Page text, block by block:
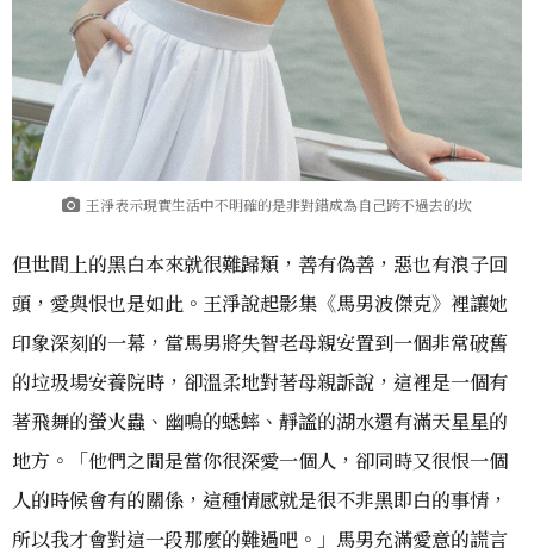
王淨表示現實生活中不明確的是非對錯成為自己跨不過去的坎
但世間上的黑白本來就很難歸類，善有偽善，惡也有浪子回
頭，愛與恨也是如此。王淨說起影集《馬男波傑克》裡讓她
印象深刻的一幕，當馬男將失智老母親安置到一個非常破舊
的垃圾場安養院時，卻溫柔地對著母親訴說，這裡是一個有
著飛舞的螢火蟲、幽鳴的蟋蟀、靜謐的湖水還有滿天星星的
地方。「他們之間是當你很深愛一個人，卻同時又很恨一個
人的時候會有的關係，這種情感就是很不非黑即白的事情，
所以我才會對這一段那麼的難過吧。」馬男充滿愛意的謊言